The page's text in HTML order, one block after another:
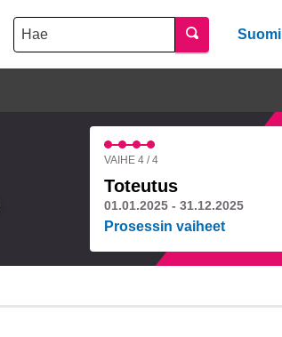
Hae Suomi
VAIHE 4 / 4
Toteutus
01.01.2025 - 31.12.2025
Prosessin vaiheet